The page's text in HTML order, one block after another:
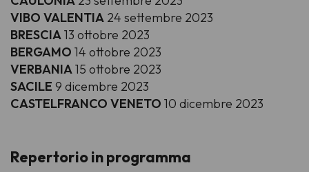
VIBO VALENTIA 24 settembre 2023
BRESCIA 13 ottobre 2023
BERGAMO 14 ottobre 2023
VERBANIA 15 ottobre 2023
SACILE 9 dicembre 2023
CASTELFRANCO VENETO 10 dicembre 2023
Repertorio in programma